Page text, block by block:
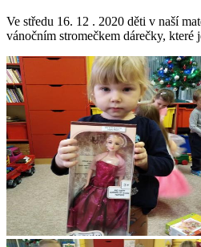
Ve středu 16. 12 . 2020 děti v naší
vánočním stromečkem dárečky, které